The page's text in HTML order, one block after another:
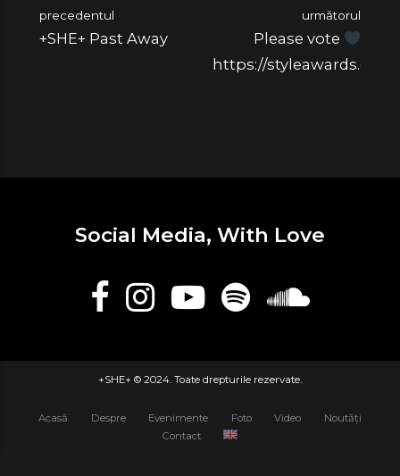
precedentul
+SHE+ Past Away
următorul
Please vote
https://
Social Media, With Love
+SHE+ © 2024. Toate drepturile rezervate.
Acasă Despre Evenimente Foto Video
Noutăți
Contact